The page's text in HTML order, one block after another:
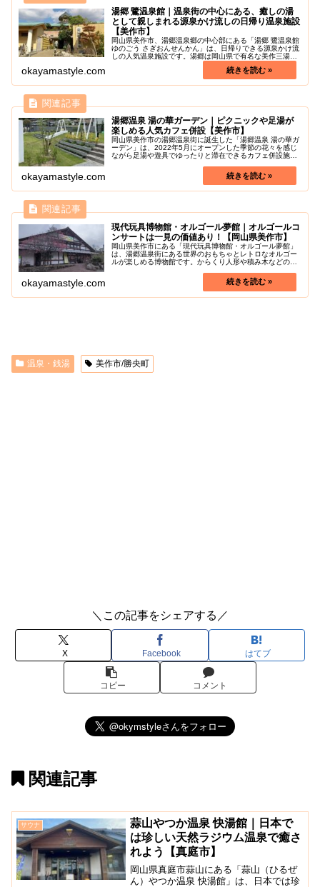
湯郷 鷺温泉館｜温泉街の中心にある、癒しの湯
として親しまれる源泉かけ流しの日帰り温泉施設
【美作市】
岡山県美作市、湯郷温泉郷の中心部にある「湯郷 鷺温泉館
ゆのごう さぎおんせんかん」は、日帰りできる源泉かけ流
しの人気温泉施設です。湯郷は岡山県で有名な美作三湯の
うちの一つで、その中心に位置するのが湯郷鷺温泉館で
okayamastyle.com
湯郷温泉 湯の華ガーデン｜ピクニックや足湯が
楽しめる人気カフェ併設【美作市】
岡山県美作市の湯郷温泉街に誕生した「湯郷温泉 湯の華ガ
ーデン」は、2022年5月にオープンした季節の花々を感じ
ながら足湯や遊具でゆったりと滞在できるカフェ併設施設
okayamastyle.com
現代玩具博物館・オルゴール夢館｜オルゴールコ
ンサートは一見の価値あり！【岡山県美作市】
岡山県美作市にある「現代玩具博物館・オルゴール夢館」
は、湯郷温泉街にある世界のおもちゃとレトロなオルゴー
ルが楽しめる博物館です。からくり人形や積み木などの海
okayamastyle.com
温泉・銭湯 美作市/勝央町
＼この記事をシェアする／
X Facebook はてブ
コピー コメント
関連記事
サウナ
蒜山やつか温泉 快湯館｜日本で
は珍しい天然ラジウム温泉で癒さ
れよう【真庭市】
岡山県真庭市蒜山にある「蒜山（ひるぜ
ん）やつか温泉 快湯館」は、日本では珍